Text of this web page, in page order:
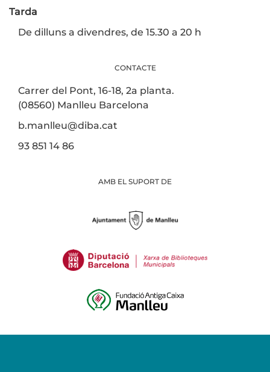
Tarda
De dilluns a divendres, de 15.30 a 20 h
CONTACTE
Carrer del Pont, 16-18, 2a planta.
(08560) Manlleu Barcelona
b.manlleu@diba.cat
93 851 14 86
AMB EL SUPORT DE